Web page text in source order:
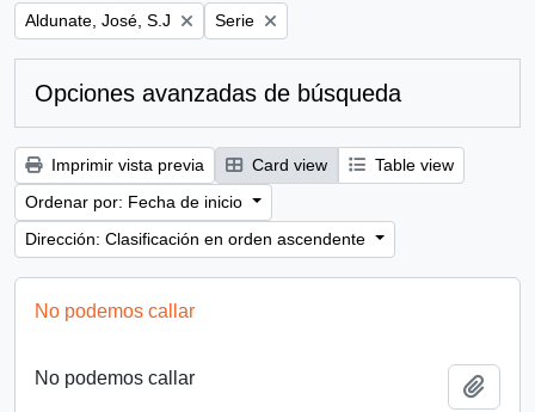
Remove filter:
Aldunate, José, S.J Remove filter:
Serie
Opciones avanzadas de búsqueda
Imprimir vista previa Card view
Table view
Ordenar por: Fecha de inicio
Dirección: Clasificación en orden ascendente
No podemos callar
No podemos callar